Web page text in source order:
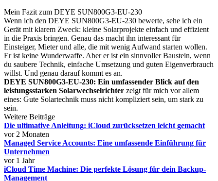
Mein Fazit zum DEYE SUN800G3-EU-230
Wenn ich den DEYE SUN800G3-EU-230 bewerte, sehe ich ein
Gerät mit klarem Zweck: kleine Solarprojekte einfach und effizient
in die Praxis bringen. Genau das macht ihn interessant für
Einsteiger, Mieter und alle, die mit wenig Aufwand starten wollen.
Er ist keine Wunderwaffe. Aber er ist ein sinnvoller Baustein, wenn
du saubere Technik, einfache Umsetzung und guten Eigenverbrauch
willst. Und genau darauf kommt es an.
DEYE SUN800G3-EU-230: Ein umfassender Blick auf den
leistungsstarken Solarwechselrichter zeigt für mich vor allem
eines: Gute Solartechnik muss nicht kompliziert sein, um stark zu
sein.
Weitere Beiträge
Die ultimative Anleitung: iCloud zurücksetzen leicht gemacht
vor 2 Monaten
Managed Service Accounts: Eine umfassende Einführung für
Unternehmen
vor 1 Jahr
iCloud Time Machine: Die perfekte Lösung für dein Backup-
Management